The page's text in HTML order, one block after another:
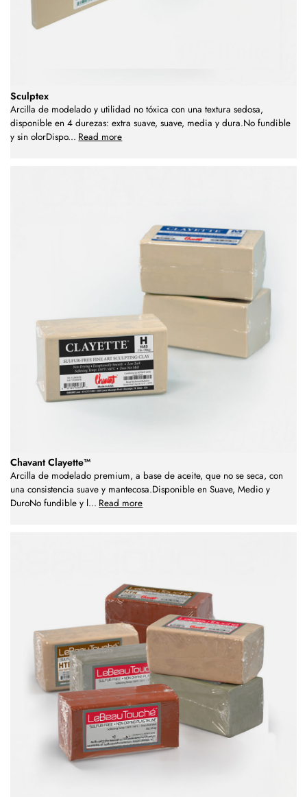
Sculptex
Arcilla de modelado y utilidad no tóxica con una textura sedosa,
disponible en 4 durezas: extra suave, suave, media y dura.No fundible
y sin olorDispo... Read more
Chavant Clayette™
Arcilla de modelado premium, a base de aceite, que no se seca, con
una consistencia suave y mantecosa.Disponible en Suave, Medio y
DuroNo fundible y l... Read more